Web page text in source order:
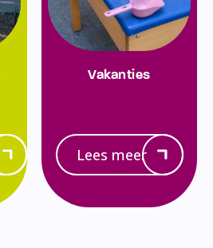
Vakanties
Lees meer